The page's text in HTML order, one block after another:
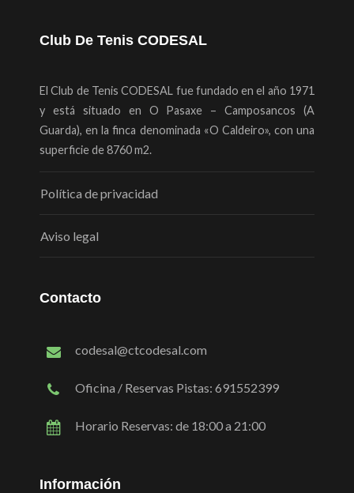
Club De Tenis CODESAL
El Club de Tenis CODESAL fue fundado en el año 1971
y está situado en O Pasaxe – Camposancos (A
Guarda), en la finca denominada «O Caldeiro», con una
superficie de 8760 m2.
Política de privacidad
Aviso legal
Contacto
codesal@ctcodesal.com
Oficina / Reservas Pistas: 691552399
Horario Reservas: de 18:00 a 21:00
Información